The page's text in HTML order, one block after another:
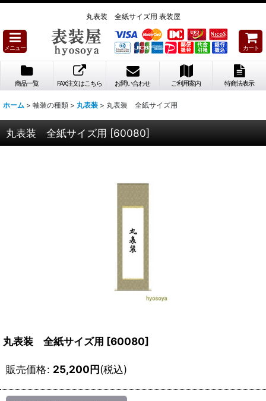
丸表装 全紙サイズ用 表装屋
メニュー カート
商品一覧 FAX注文はこちら お問い合わせ ご利用案内 特商法表示
ホーム > 軸装の種類 > 丸表装 > 丸表装 全紙サイズ用
丸表装 全紙サイズ用 [60080]
丸表装 全紙サイズ用 [60080]
販売価格: 25,200円(税込)